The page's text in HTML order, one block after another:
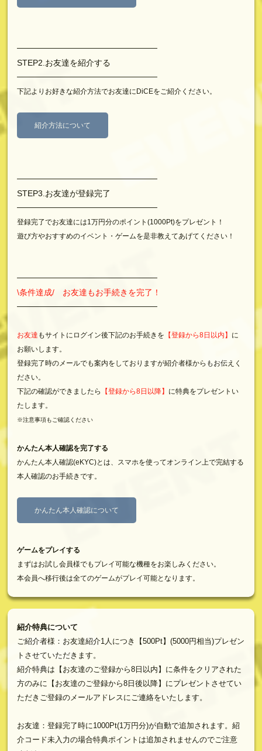
━━━━━━━━━━━━━━━━━━━━
STEP2.お友達を紹介する
━━━━━━━━━━━━━━━━━━━━
下記よりお好きな紹介方法でお友達にDiCEをご紹介ください。
紹介方法について
━━━━━━━━━━━━━━━━━━━━
STEP3.お友達が登録完了
━━━━━━━━━━━━━━━━━━━━
登録完了でお友達には1万円分のポイント(1000Pt)をプレゼント！
遊び方やおすすめのイベント・ゲームを是非教えてあげてください！
━━━━━━━━━━━━━━━━━━━━
\条件達成/ お友達もお手続きを完了！
━━━━━━━━━━━━━━━━━━━━
お友達 もサイトにログイン後下記のお手続きを 【登録から8日以内】 に
お願いします。
登録完了時のメールでも案内をしておりますが紹介者様からもお伝えく
ださい。
下記の確認ができましたら
【登録から8日以降】 に特典をプレゼントい
たします。
※注意事項もご確認ください
かんたん本人確認を完了する
かんたん本人確認(eKYC)とは、スマホを使ってオンライン上で完結する
本人確認のお手続きです。
かんたん本人確認について
ゲームをプレイする
まずはお試し会員様でもプレイ可能な機種をお楽しみください。
本会員へ移行後は全てのゲームがプレイ可能となります。
紹介特典について
ご紹介者様：お友達紹介1人につき【500Pt】(5000円相当)プレゼン
トさせていただきます。
紹介特典は【お友達のご登録から8日以内】に条件をクリアされた
方のみに【お友達のご登録から8日後以降】にプレゼントさせてい
ただきご登録のメールアドレスにご連絡をいたします。
お友達：登録完了時に1000Pt(1万円分)が自動で追加されます。紹
介コード未入力の場合特典ポイントは追加されませんのでご注意